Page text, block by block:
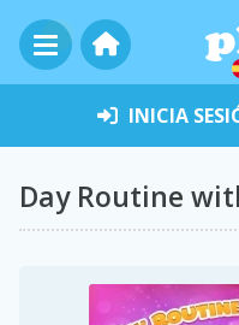
INICIA
Day Routine